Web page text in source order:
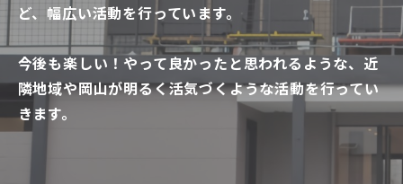
ど、幅広い活動を行っています。
今後も楽しい！やって良かったと思われるような、近
隣地域や岡山が明るく活気づくような活動を行ってい
きます。